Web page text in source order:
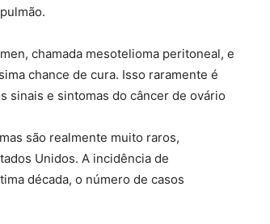
chamada mesotelioma peritoneal, e
chance de cura. Isso raramente é
sinais e sintomas do câncer de ovário
são realmente muito raros,
Unidos. A incidência de
década, o número de casos